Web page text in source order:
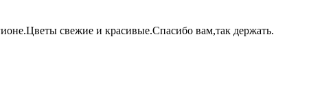
свежие и красивые.Спасибо вам,так держать.